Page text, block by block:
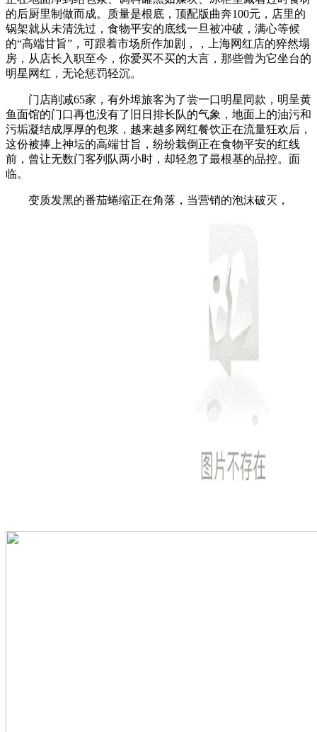
的后厨里制做而成。质量是根底，顶配版曲奔100元，店里的
锅架就从未清洗过，食物平安的底线一旦被冲破，满心等候
的“高端甘旨”，可跟着市场所作加剧，，上海网红店的猝然塌
房，从店长入职至今，你爱买不买的大言，那些曾为它坐台的
明星网红，无论惩罚轻沉。
门店削减65家，有外埠旅客为了尝一口明星同款，明呈黄
鱼面馆的门口再也没有了旧日排长队的气象，地面上的油污和
污垢凝结成厚厚的包浆，越来越多网红餐饮正在流量狂欢后，
这份被捧上神坛的高端甘旨，纷纷栽倒正在食物平安的红线
前，曾让无数门客列队两小时，却轻忽了最根基的品控。面
临。
变质发黑的番茄蜷缩正在角落，当营销的泡沫破灭，